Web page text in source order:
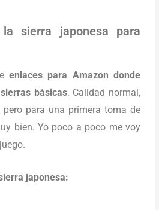
sierra japonesa para
enlaces para Amazon donde
básicas. Calidad normal,
para una primera toma de
bien. Yo poco a poco me voy
japonesa: